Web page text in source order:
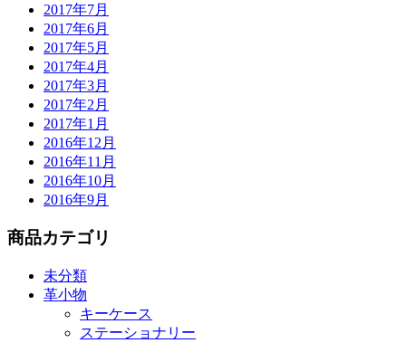
2017年7月
2017年6月
2017年5月
2017年4月
2017年3月
2017年2月
2017年1月
2016年12月
2016年11月
2016年10月
2016年9月
商品カテゴリ
未分類
革小物
キーケース
ステーショナリー